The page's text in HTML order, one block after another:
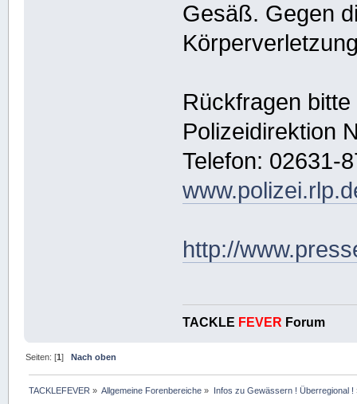
Gesäß. Gegen
Rückfragen bitte
Polizeidirektion
Telefon: 02631-
http://
TACKLE FEVER Forum
Seiten: [1]Nach oben
TACKLEFEVER » Allgemeine Forenbereiche » Infos zu Gewässern ! Überregional !